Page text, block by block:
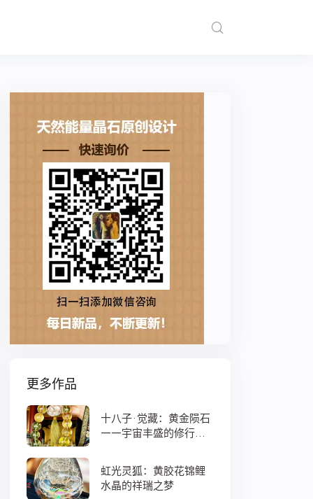
更多作品
十八子·觉藏：黄金陨石
——宇宙丰盛的修行之
虹光灵狐：黄胶花锦鲤
水晶的祥瑞之梦